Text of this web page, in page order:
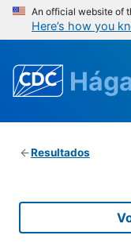
An official website of
Here’s how you
Resultados